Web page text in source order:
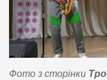
Фото з сторінки